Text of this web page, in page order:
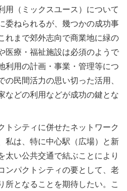
用（ミックスユース）について
委ねられるが、幾つかの成功事
れまで郊外志向で商業地に緑の
医療・福祉施設は必須のようで
利用の計画・事業・管理等につ
の民間活力の思い切った活用、
などの利用などが成功の鍵とな
トシティに併せたネットワーク
私は、特に中心駅（広場）と新
太い公共交通で結ぶことにより
ンパクトシティの要として、老
所となることを期待したい。こ